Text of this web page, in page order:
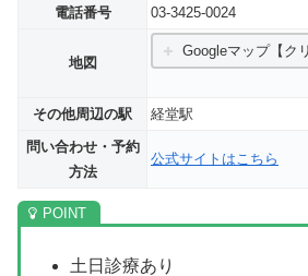
電話番号
03-3425-0024
地図
Googleマップ【ク
その他周辺の駅
経堂駅
問い合わせ・予約
方法
公式サイトはこちら
土日診療あり